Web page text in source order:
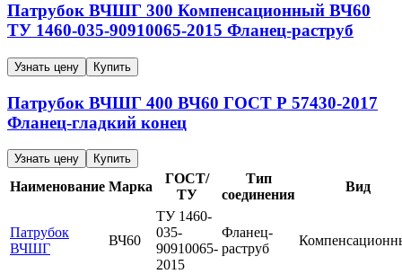
Патрубок ВЧШГ 300 Компенсационный ВЧ60
ТУ 1460-035-90910065-2015 Фланец-раструб
Узнать цену Купить
Патрубок ВЧШГ 400 ВЧ60 ГОСТ Р 57430-2017
Фланец-гладкий конец
Узнать цену Купить
Наименование Марка
ГОСТ/
ТУ
Тип
соединения
Вид
Патрубок
ВЧШГ
ВЧ60
ТУ 1460-
035-
90910065-
2015
Фланец-
раструб